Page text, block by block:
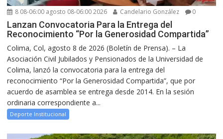
8 08-06:00 agosto 08-06:00 2026 Candelario González 0
Lanzan Convocatoria Para la Entrega del
Reconocimiento “Por la Generosidad Compartida”
Colima, Col, agosto 8 de 2026 (Boletín de Prensa). – La
Asociación Civil Jubilados y Pensionados de la Universidad de
Colima, lanzó la convocatoria para la entrega del
reconocimiento “Por la Generosidad Compartida”, que por
acuerdo de asamblea se entrega desde 2014. En la sesión
ordinaria correspondiente a...
Deporte Institucional